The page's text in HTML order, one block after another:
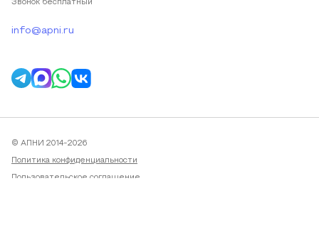
Звонок бесплатный
info@apni.ru
© АПНИ 2014-2026
Политика конфиденциальности
Пользовательское соглашение